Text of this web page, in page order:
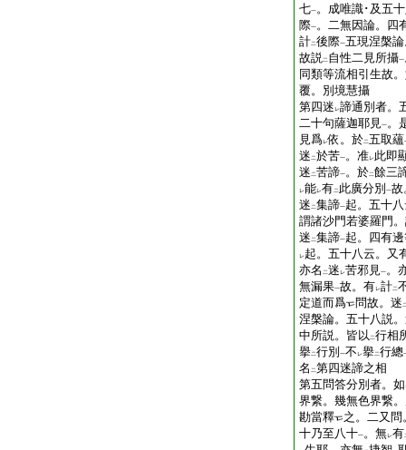
七一。成唯識･及五
際一。二無因論。四
計二後際一五現涅槃
故説二 自性二見所攝一
同類等流相引生故
覆。別境慧攝
第四迷 レ諦通別者。
二十句薩迦耶見一。
見爲レ依。於二五取蘊
迷 二於苦一。准レ此即
迷 二苦諦一。於二餘三
レ能レ有二 此廣分別 一故
迷 二集諦一起。五十
謂諸沙門若婆羅門
迷 二集諦一起。四有
レ起。五十八云。又
亦名 二迷 レ苦邪見一。
無漏果一故。有レ計二
定道而爲
問故。迷
涅槃論。五十八説
中所説。皆以 二行相
擧二行別 一不 レ擧二行總
名 二第四迷諦之相
第五問答分別者。如
界繋。幾無色界繋
勘當釋
之。二又
十乃至八十一。無レ有